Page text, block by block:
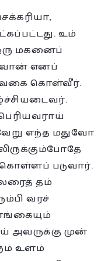
உம்
மகனைப்
எனப்
கொள்வீர்.
எந்த மதுவோ
படுவார்.
தம்
வரச்
முன்
உளம்